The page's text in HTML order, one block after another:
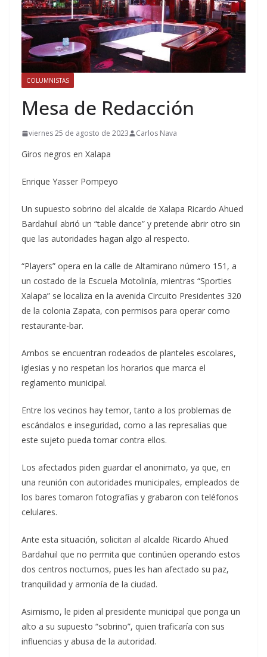
COLUMNISTAS
Mesa de Redacción
viernes 25 de agosto de 2023 Carlos Nava
Giros negros en Xalapa
Enrique Yasser Pompeyo
Un supuesto sobrino del alcalde de Xalapa Ricardo Ahued
Bardahuil abrió un “table dance” y pretende abrir otro sin
que las autoridades hagan algo al respecto.
“Players” opera en la calle de Altamirano número 151, a
un costado de la Escuela Motolinía, mientras “Sporties
Xalapa” se localiza en la avenida Circuito Presidentes 320
de la colonia Zapata, con permisos para operar como
restaurante-bar.
Ambos se encuentran rodeados de planteles escolares,
iglesias y no respetan los horarios que marca el
reglamento municipal.
Entre los vecinos hay temor, tanto a los problemas de
escándalos e inseguridad, como a las represalias que
este sujeto pueda tomar contra ellos.
Los afectados piden guardar el anonimato, ya que, en
una reunión con autoridades municipales, empleados de
los bares tomaron fotografías y grabaron con teléfonos
celulares.
Ante esta situación, solicitan al alcalde Ricardo Ahued
Bardahuil que no permita que continúen operando estos
dos centros nocturnos, pues les han afectado su paz,
tranquilidad y armonía de la ciudad.
Asimismo, le piden al presidente municipal que ponga un
alto a su supuesto “sobrino”, quien traficaría con sus
influencias y abusa de la autoridad.